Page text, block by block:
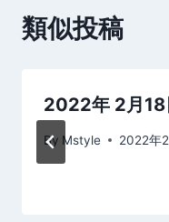
ー
ョ
ン
類似投稿
2022年 2月18
By Mstyle 2022年